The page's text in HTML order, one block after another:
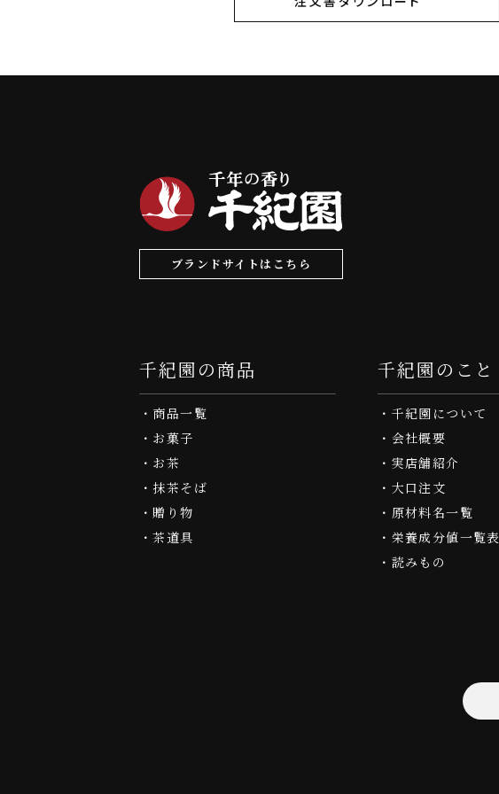
ブランドサイトはこちら
千紀園の商品
商品一覧
お菓子
お茶
抹茶そば
贈り物
茶道具
千紀園のこと
千紀園について
会社概要
実店舗紹介
大口注文
原材料名一覧
栄養成分値一覧表
読みもの